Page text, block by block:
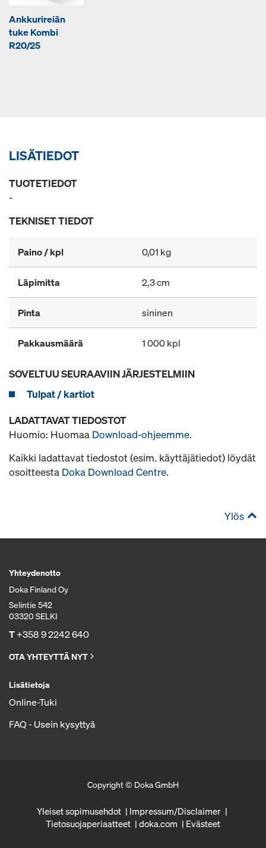
Ankkurireiän
tuke Kombi
R20/25
LISÄTIEDOT
TUOTETIEDOT
-
TEKNISET TIEDOT
Paino / kpl 0,01 kg
Läpimitta 2,3 cm
Pinta sininen
Pakkausmäärä 1 000 kpl
SOVELTUU SEURAAVIIN JÄRJESTELMIIN
Tulpat / kartiot
LADATTAVAT TIEDOSTOT
Huomio: Huomaa Download-ohjeemme.
Kaikki ladattavat tiedostot (esim. käyttäjätiedot) löydät
osoitteesta Doka Download Centre.
Ylös
Yhteydenotto
Doka Finland Oy
Selintie 542
03320 SELKI
T+358 9 2242 640
OTA YHTEYTTÄ NYT
Lisätietoja
Online-Tuki
FAQ - Usein kysyttyä
Copyright © Doka GmbH
Yleiset sopimusehdot
Impressum/Disclaimer
Tietosuojaperiaatteet
doka.com Evästeet